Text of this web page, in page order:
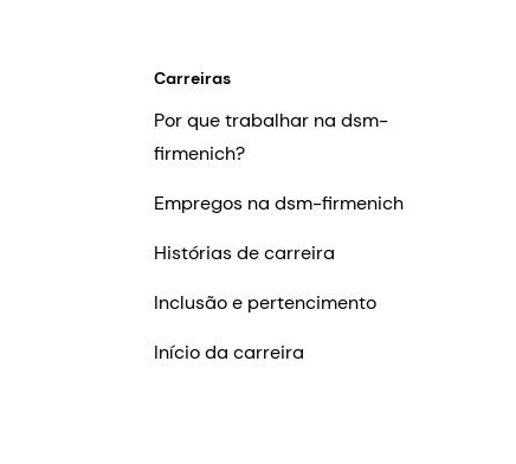
Carreiras
Por que trabalhar na dsm-
firmenich?
Empregos na dsm-firmenich
Histórias de carreira
Inclusão e pertencimento
Início da carreira